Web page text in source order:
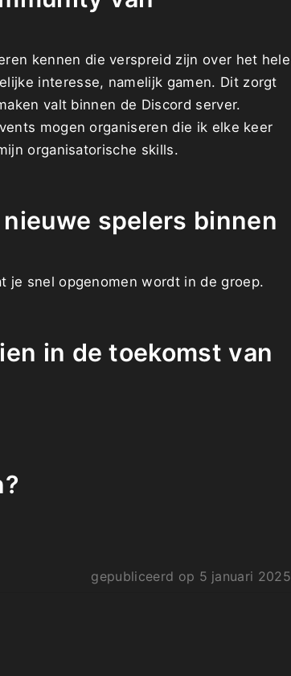
kennen die verspreid zijn over het hele
interesse, namelijk gamen. Dit zorgt
valt binnen de Discord server.
mogen organiseren die ik elke keer
organisatorische skills.
spelers binnen
je snel opgenomen wordt in de groep.
in de toekomst van
gepubliceerd op 5 januari 2025